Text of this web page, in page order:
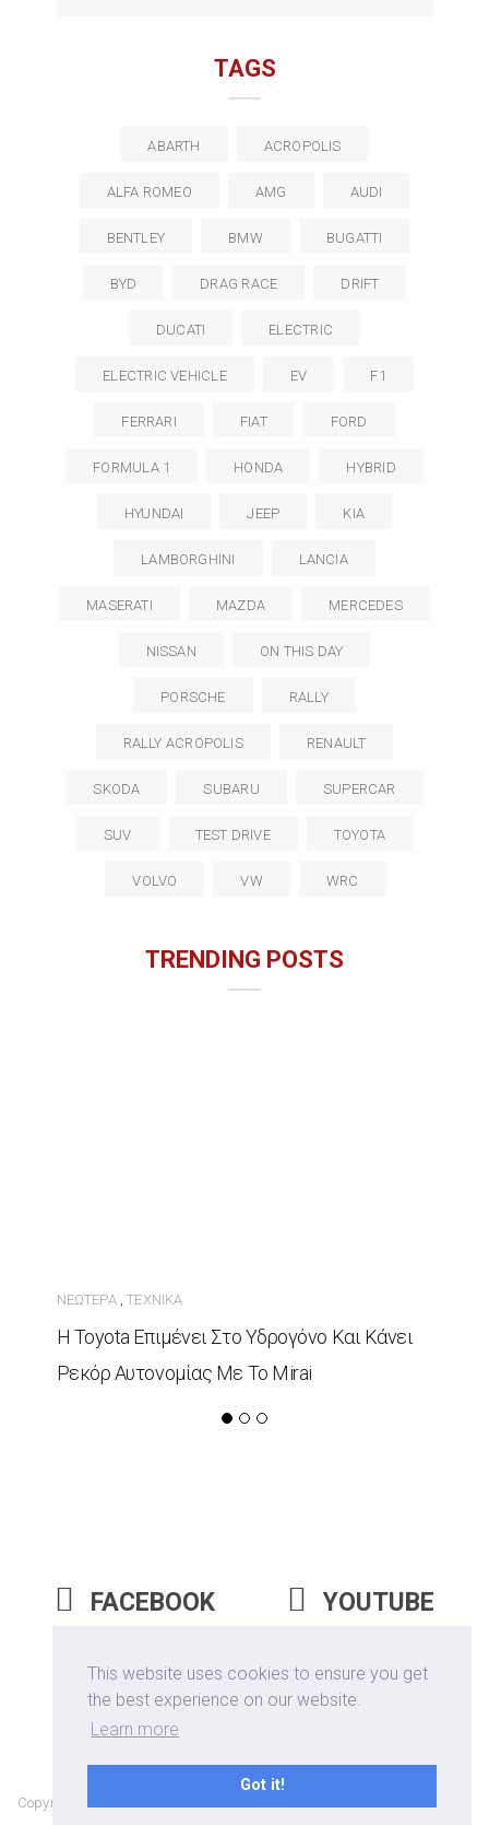
This website uses cookies to ensure you get
the best experience on our website.
Learn more
Got it!
TAGS
ABARTH ACROPOLIS
ALFA ROMEO AMG AUDI
BENTLEY BMW BUGATTI
BYD DRAG RACE DRIFT
DUCATI ELECTRIC
ELECTRIC VEHICLE EV F1
FERRARI FIAT FORD
FORMULA 1 HONDA HYBRID
HYUNDAI JEEP KIA
LAMBORGHINI LANCIA
MASERATI MAZDA MERCEDES
NISSAN ON THIS DAY
PORSCHE RALLY
RALLY ACROPOLIS RENAULT
SKODA SUBARU SUPERCAR
SUV TEST DRIVE TOYOTA
VOLVO VW WRC
TRENDING POSTS
ΝΕΏΤΕΡΑ,ΤΕΧΝΙΚΆ
Η Toyota Επιμένει Στο Υδρογόνο Και Κάνει
Ρεκόρ Αυτονομίας Με Το Mirai
FACEBOOK
YOUTUBE
INSTAGRAM
Copyrights © 2026 Epitrohon | All Rights Reserved |